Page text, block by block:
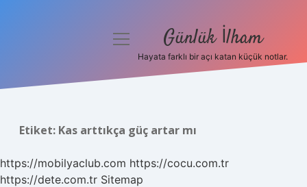
Hakkımızda
menüyü
Günlük İlham
Hayata farklı bir açı katan küçük notlar.
Etiket: Kas arttıkça güç artar mı
https://mobilyaclub.com https://cocu.com.tr
https://dete.com.tr Sitemap